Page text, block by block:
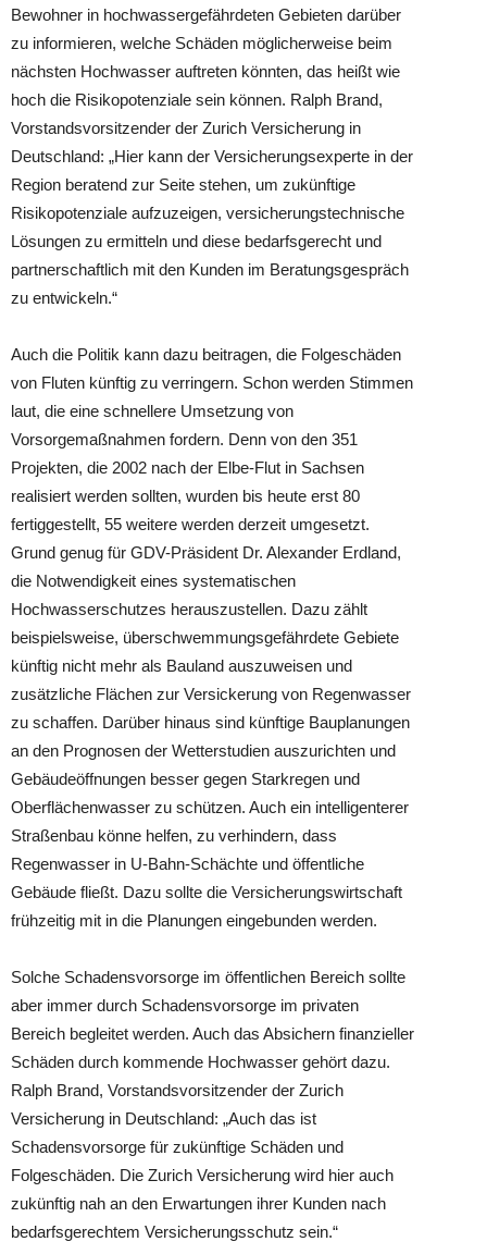
Bewohner in hochwassergefährdeten Gebieten darüber
zu informieren, welche Schäden möglicherweise beim
nächsten Hochwasser auftreten könnten, das heißt wie
hoch die Risikopotenziale sein können. Ralph Brand,
Vorstandsvorsitzender der Zurich Versicherung in
Deutschland: „Hier kann der Versicherungsexperte in der
Region beratend zur Seite stehen, um zukünftige
Risikopotenziale aufzuzeigen, versicherungstechnische
Lösungen zu ermitteln und diese bedarfsgerecht und
partnerschaftlich mit den Kunden im Beratungsgespräch
zu entwickeln.“
Auch die Politik kann dazu beitragen, die Folgeschäden
von Fluten künftig zu verringern. Schon werden Stimmen
laut, die eine schnellere Umsetzung von
Vorsorgemaßnahmen fordern. Denn von den 351
Projekten, die 2002 nach der Elbe-Flut in Sachsen
realisiert werden sollten, wurden bis heute erst 80
fertiggestellt, 55 weitere werden derzeit umgesetzt.
Grund genug für GDV-Präsident Dr. Alexander Erdland,
die Notwendigkeit eines systematischen
Hochwasserschutzes herauszustellen. Dazu zählt
beispielsweise, überschwemmungsgefährdete Gebiete
künftig nicht mehr als Bauland auszuweisen und
zusätzliche Flächen zur Versickerung von Regenwasser
zu schaffen. Darüber hinaus sind künftige Bauplanungen
an den Prognosen der Wetterstudien auszurichten und
Gebäudeöffnungen besser gegen Starkregen und
Oberflächenwasser zu schützen. Auch ein intelligenterer
Straßenbau könne helfen, zu verhindern, dass
Regenwasser in U-Bahn-Schächte und öffentliche
Gebäude fließt. Dazu sollte die Versicherungswirtschaft
frühzeitig mit in die Planungen eingebunden werden.
Solche Schadensvorsorge im öffentlichen Bereich sollte
aber immer durch Schadensvorsorge im privaten
Bereich begleitet werden. Auch das Absichern finanzieller
Schäden durch kommende Hochwasser gehört dazu.
Ralph Brand, Vorstandsvorsitzender der Zurich
Versicherung in Deutschland: „Auch das ist
Schadensvorsorge für zukünftige Schäden und
Folgeschäden. Die Zurich Versicherung wird hier auch
zukünftig nah an den Erwartungen ihrer Kunden nach
bedarfsgerechtem Versicherungsschutz sein.“